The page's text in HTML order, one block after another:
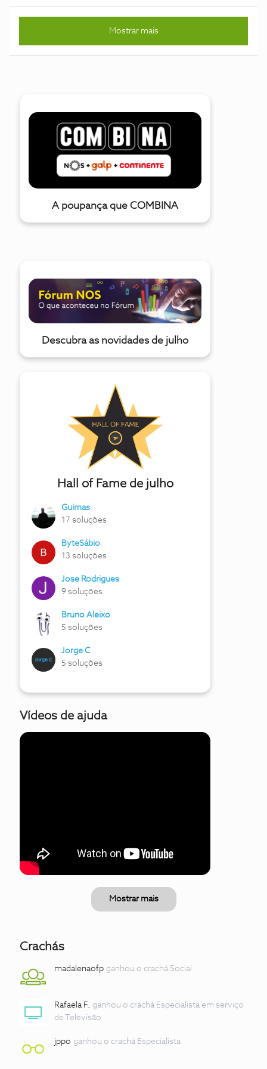
identificou como representante da NOS, chamada Lúcia
Maia, através do número 96******* (nº pessoal) e do
93******** (nº da empresa). Nesse contacto foi-lhes
apresentada uma proposta para mudança de operadora com
condições que aparentavam ser mais vantajosas do que o
ficariam a funcionar de imediato, sendo aplicado um
determinado valor no primeiro mês e, a partir do segundo
mês, um valor ainda mais baixo do que o que pagavam
anteriormente. Durante esse contacto, a referida senhora
demonstrou-se disponível para acompanhar todo o
processo e prestar apoio sempre q
Mostrar mais
A poupança que COMBINA
Descubra as novidades de julho
Hall of Fame de julho
Guimas
17 soluções
ByteSábio
13 soluções
Jose Rodrigues
9 soluções
Bruno Aleixo
5 soluções
Jorge C
5 soluções
Vídeos de ajuda
Mostrar mais
Crachás
madalenaofp ganhou o crachá Social
Rafaela F. ganhou o crachá Especialista em serviço
de Televisão
jppo ganhou o crachá Especialista